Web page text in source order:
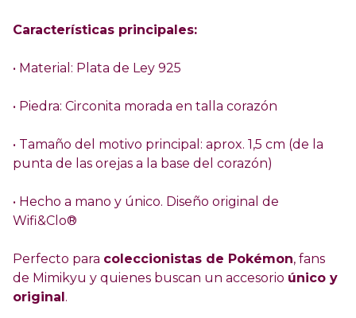
Características principales:
• Material: Plata de Ley 925
• Piedra: Circonita morada en talla corazón
• Tamaño del motivo principal: aprox. 1,5 cm (de la
punta de las orejas a la base del corazón)
• Hecho a mano y único. Diseño original de
Wifi&Clo®
Perfecto para coleccionistas de Pokémon, fans
de Mimikyu y quienes buscan un accesorio único y
original.